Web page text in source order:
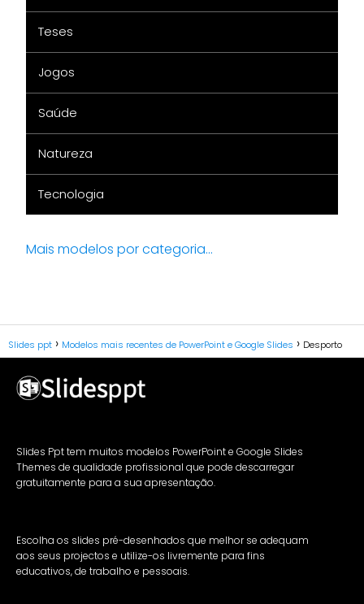
Teses
Jogos
Saúde
Natureza
Tecnologia
Mais modelos por categoria...
Slides ppt Modelos mais recentes de PowerPoint e Google Slides Desporto
Slides Ppt tem muitos modelos PowerPoint e Google Slides
Themes de qualidade profissional que pode descarregar
gratuitamente para a sua apresentação.
Escolha os slides pré-desenhados que melhor se adequam
aos seus projectos e utilize-os livremente para fins
educativos, de trabalho e pessoais.